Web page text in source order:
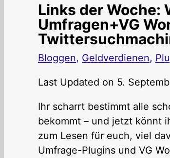
Links der Woche:
Umfragen+VG
Bloggen, Geldverdienen,
Last Updated on 5.
Ihr scharrt bestimmt alle
bekommt – und jetzt könnt
zum Lesen für euch, viel
Umfrage-Plugins und VG